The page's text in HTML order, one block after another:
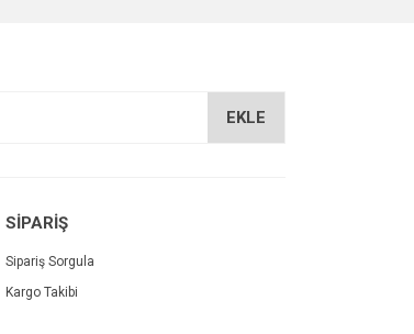
EKLE
SİPARİŞ
Sipariş Sorgula
Kargo Takibi